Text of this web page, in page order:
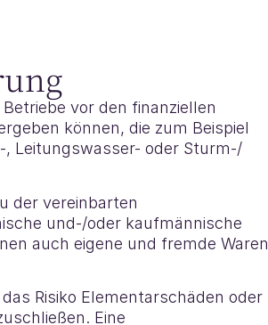
vor den finanziellen
können, die zum Beispiel
Leitungswasser- oder Sturm-/
der vereinbarten
und-/oder kaufmännische
auch eigene und fremde Waren
Risiko Elementarschäden oder
Eine